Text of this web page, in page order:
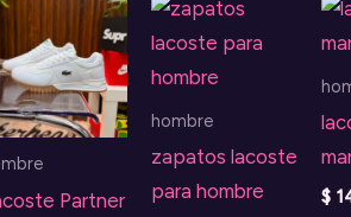
Partner
hombre
zapatos lacoste
para hombre
$